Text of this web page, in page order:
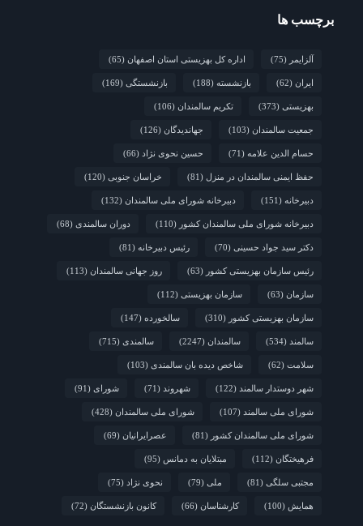
محلی و مشارکت اجتماعی
مورد چگونگی مشارکت رویکردهای جامعه‌محور در سالمندی سالم
فارس/ سه‌گانه افتتاح مراکز سالمندان در هفته
بهزیستی؛ پاسداشت مقام مادربزرگ‌ها و پدربزرگ‌ها
برچسب ها
آلزایمر (75) اداره کل بهزیستی استان اصفهان (65)
ایران (62) بازنشسته (188) بازنشستگی (169)
بهزیستی (373) تکریم سالمندان (106)
جمعیت سالمندان (103) جهاندیدگان (126)
حسام الدین علامه (71) حسین نحوی نژاد (66)
حفظ ایمنی سالمندان در منزل (81) خراسان جنوبی (120)
دبیرخانه (151) دبیرخانه شورای ملی سالمندان (132)
دبیرخانه شورای ملی سالمندان کشور (110) دوران سالمندی (68)
دکتر سید جواد حسینی (70) رئیس دبیرخانه (81)
رئیس سازمان بهزیستی کشور (63) روز جهانی سالمندان (113)
سازمان (63) سازمان بهزیستی (112)
سازمان بهزیستی کشور (310) سالخورده (147)
سالمند (534) سالمندان (2247) سالمندی (715)
سلامت (62) شاخص دیده بان سالمندی (103)
شهر دوستدار سالمند (122) شهروند (71) شورای (91)
شورای ملی سالمند (107) شورای ملی سالمندان (428)
شورای ملی سالمندان کشور (81) عصرایرانیان (69)
فرهیختگان (112) مبتلایان به دمانس (95)
مجتبی سلگی (81) ملی (79) نحوی نژاد (75)
همایش (100) کارشناسان (66) کانون بازنشستگان (72)